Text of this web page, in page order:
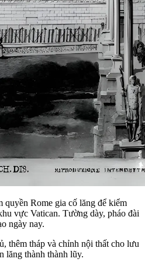
quyền Rome gia cố lăng để kiểm
vực Vatican. Tường dày, pháo đài
ngày nay.
thêm tháp và chỉnh nội thất cho lưu
thành thành lũy.